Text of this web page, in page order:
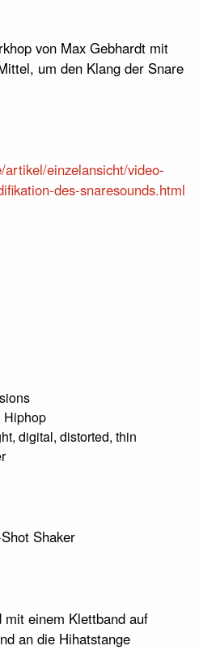
von Max Gebhardt mit
um den Klang der Snare
einzelansicht/video-
des-snaresounds.html
Hiphop
digital, distorted, thin
Shaker
mit einem Klettband auf
an die Hihatstange